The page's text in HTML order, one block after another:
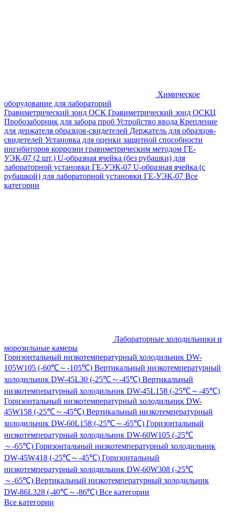
Химическое
оборудование для лабораторий
Гравиметрический зонд ОСК Гравиметрический зонд ОСКЦ
Пробозаборник для забора проб Устройство ввода Крепление
для держателя образцов-свидетелей Держатель для образцов-
свидетелей Установка для оценки защитной способности
ингибиторов коррозии гравиметрическим методом ГЕ-
УЭК-07 (2 шт.) U-образная ячейка (без рубашки) для
лабораторной установки ГЕ-УЭК-07 U-образная ячейка (с
рубашкой) для лабораторной установки ГЕ-УЭК-07 Все
категории
Лабораторные холодильники и
морозильные камеры
Горизонтальный низкотемпературный холодильник DW-
105W105 (-60℃～-105℃) Вертикальный низкотемпературный
холодильник DW-45L30 (-25℃～-45℃) Вертикальный
низкотемпературный холодильник DW-45L158 (-25℃～-45℃)
Горизонтальный низкотемпературный холодильник DW-
45W158 (-25℃～-45℃) Вертикальный низкотемпературный
холодильник DW-60L158 (-25℃～-65℃) Горизонтальный
низкотемпературный холодильник DW-60W105 (-25℃
～-65℃) Горизонтальный низкотемпературный холодильник
DW-45W418 (-25℃～-45℃) Горизонтальный
низкотемпературный холодильник DW-60W308 (-25℃
～-65℃) Вертикальный низкотемпературный холодильник
DW-86L328 (-40℃～-86℃) Все категории
Все категории